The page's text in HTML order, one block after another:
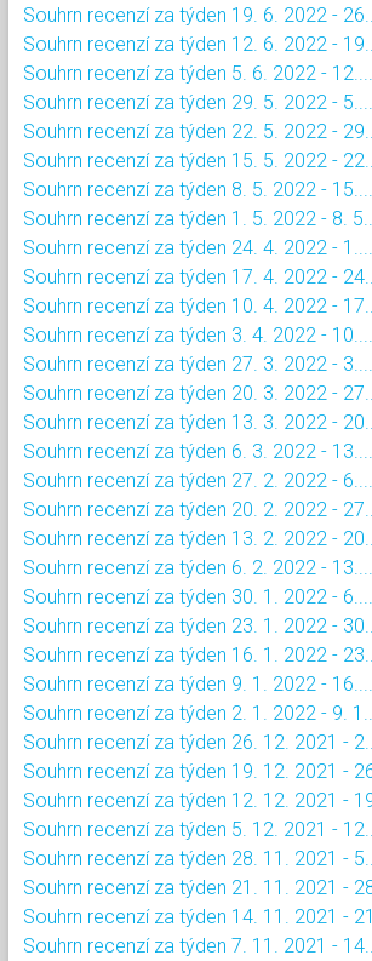
Souhrn recenzí za týden 19. 6. 2022 - 26....
Souhrn recenzí za týden 12. 6. 2022 - 19....
Souhrn recenzí za týden 5. 6. 2022 - 12....
Souhrn recenzí za týden 29. 5. 2022 - 5....
Souhrn recenzí za týden 22. 5. 2022 - 29....
Souhrn recenzí za týden 15. 5. 2022 - 22....
Souhrn recenzí za týden 8. 5. 2022 - 15....
Souhrn recenzí za týden 1. 5. 2022 - 8. 5....
Souhrn recenzí za týden 24. 4. 2022 - 1....
Souhrn recenzí za týden 17. 4. 2022 - 24....
Souhrn recenzí za týden 10. 4. 2022 - 17....
Souhrn recenzí za týden 3. 4. 2022 - 10....
Souhrn recenzí za týden 27. 3. 2022 - 3....
Souhrn recenzí za týden 20. 3. 2022 - 27....
Souhrn recenzí za týden 13. 3. 2022 - 20....
Souhrn recenzí za týden 6. 3. 2022 - 13....
Souhrn recenzí za týden 27. 2. 2022 - 6....
Souhrn recenzí za týden 20. 2. 2022 - 27....
Souhrn recenzí za týden 13. 2. 2022 - 20....
Souhrn recenzí za týden 6. 2. 2022 - 13....
Souhrn recenzí za týden 30. 1. 2022 - 6....
Souhrn recenzí za týden 23. 1. 2022 - 30....
Souhrn recenzí za týden 16. 1. 2022 - 23....
Souhrn recenzí za týden 9. 1. 2022 - 16....
Souhrn recenzí za týden 2. 1. 2022 - 9. 1....
Souhrn recenzí za týden 26. 12. 2021 - 2....
Souhrn recenzí za týden 19. 12. 2021 -
Souhrn recenzí za týden 12. 12. 2021 -
Souhrn recenzí za týden 5. 12. 2021 - 12....
Souhrn recenzí za týden 28. 11. 2021 - 5....
Souhrn recenzí za týden 21. 11. 2021 -
Souhrn recenzí za týden 14. 11. 2021 -
Souhrn recenzí za týden 7. 11. 2021 - 14....